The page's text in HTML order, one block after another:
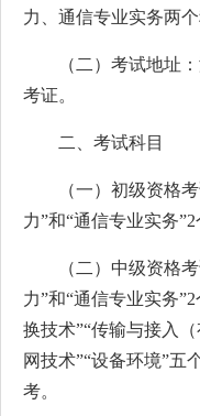
力、通信专业实务两个
（二）考试地址
考证。
二、考试科目
（一）初级资格
力”和“通信专业实务”2
（二）中级资格
力”和“通信专业实务
换技术”“传输与接入
网技术”“设备环境”五
考。